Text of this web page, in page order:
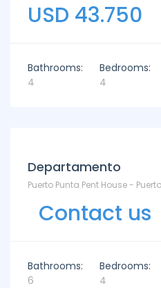
USD 43.750
Bathrooms:
4
Bedrooms:
4
Departamento
Puerto Punta Pent House - Puerto
Contact us
Bathrooms:
6
Bedrooms:
4